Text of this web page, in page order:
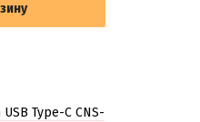
Type-C CNS-